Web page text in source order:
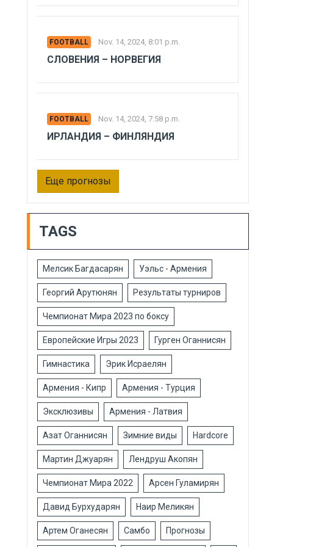
FOOTBALL Nov. 14, 2024, 8:01 p.m.
СЛОВЕНИЯ – НОРВЕГИЯ
FOOTBALL Nov. 14, 2024, 7:58 p.m.
ИРЛАНДИЯ – ФИНЛЯНДИЯ
Еще прогнозы
TAGS
Мелсик Багдасарян Уэльс - Армения
Георгий Арутюнян Результаты турниров
Чемпионат Мира 2023 по боксу
Европейские Игры 2023 Гурген Оганнисян
Гимнастика Эрик Исраелян
Армения - Кипр Армения - Турция
Эксклюзивы Армения - Латвия
Азат Оганнисян Зимние виды Hardcore
Мартин Джуарян Лендруш Акопян
Чемпионат Мира 2022 Арсен Гуламирян
Давид Бурхударян Наир Меликян
Артем Оганесян Самбо Прогнозы